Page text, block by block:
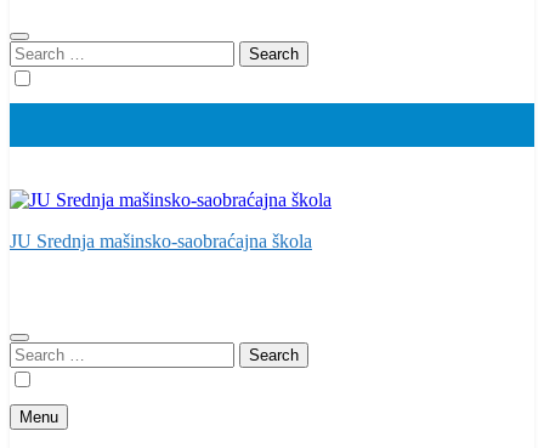
Search
for:
JU Srednja mašinsko-saobraćajna škola
Search
for:
Menu